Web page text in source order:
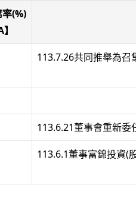
(%)
113.7.26共同推舉為召
113.6.21董事會重新委
113.6.1董事富錦投資(